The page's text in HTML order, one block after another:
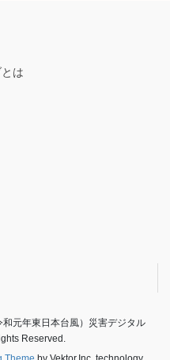
は
元年東日本台風）災害デジタル
Reserved.